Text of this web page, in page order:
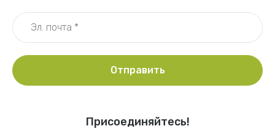
Присоединяйтесь!
Отправить